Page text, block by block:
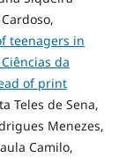
teenagers in
da
of print
Teles de Sena,
Menezes,
Camilo,